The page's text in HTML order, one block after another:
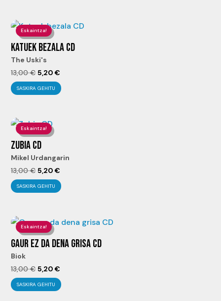
13,00 €.5,20 €.
Eskaintza!
KATUEK BEZALA CD
The Uski's
13,00€El
precio
original
13,00 €.
5,20€
precio
SASKIRA GEHITU
Eskaintza!
ZUBIA CD
Mikel Urdangarin
13,00€El
precio
13,00 €.
5,20€
precio
5,20 €.
SASKIRA GEHITU
Eskaintza!
GAUR EZ DA DENA GRISA CD
Biok
13,00€El
precio
original
5,20€
precio
SASKIRA GEHITU